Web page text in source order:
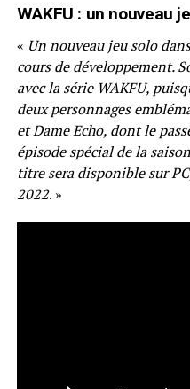
WAKFU : un nouveau
« Un nouveau jeu solo
cours de développement.
avec la série WAKFU,
deux personnages
et Dame Echo, dont le
épisode spécial de la
titre sera disponible sur
2022. »